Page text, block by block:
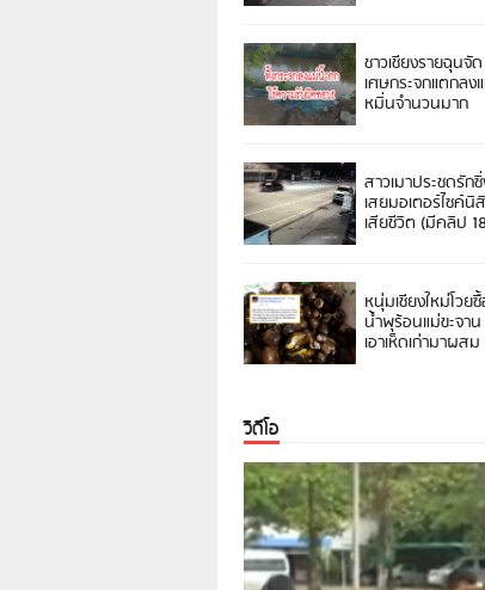
ชาวเชียงรายฉุน
เศษกระจกแตกล
หมิ่นจำนวนมาก
สาวเมาประชดรัก
เสยมอเตอร์ไซค์
เสียชีวิต (มีคลิป
หนุ่มเชียงใหม่โวย
น้ำพุร้อนแม่ขะจา
เอาเห็ดเก่ามาผสม
วิดีโอ